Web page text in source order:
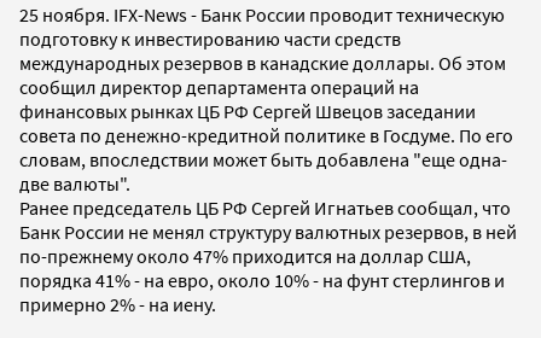
25 ноября. IFX-News - Банк России проводит техническую
подготовку к инвестированию части средств
международных резервов в канадские доллары. Об этом
сообщил директор департамента операций на
финансовых рынках ЦБ РФ Сергей Швецов заседании
совета по денежно-кредитной политике в Госдуме. По его
словам, впоследствии может быть добавлена "еще одна-
две валюты".
Ранее председатель ЦБ РФ Сергей Игнатьев сообщал, что
Банк России не менял структуру валютных резервов, в ней
по-прежнему около 47% приходится на доллар США,
порядка 41% - на евро, около 10% - на фунт стерлингов и
примерно 2% - на иену.